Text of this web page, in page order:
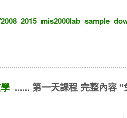
...... 第一天課程 完整內容